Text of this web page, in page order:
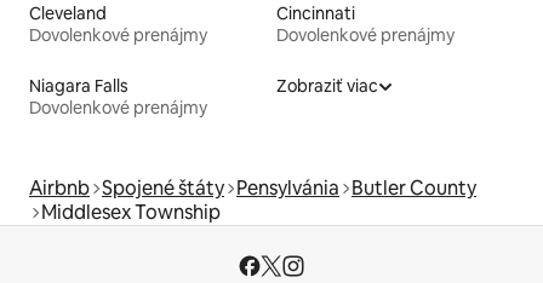
Cleveland
Dovolenkové prenájmy
Cincinnati
Dovolenkové prenájmy
Niagara Falls
Dovolenkové prenájmy
Zobraziť viac
Airbnb Spojené štáty Pensylvánia Butler County
Middlesex Township